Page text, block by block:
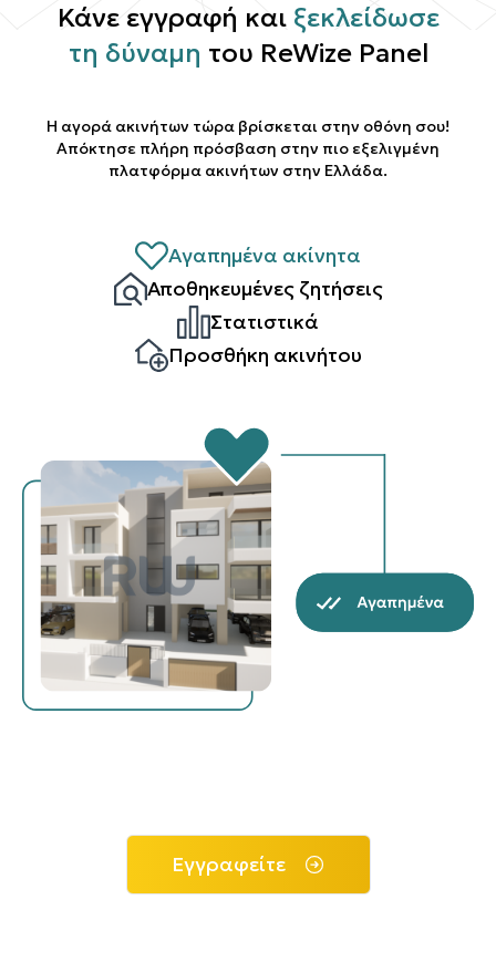
Κάνε εγγραφή και ξεκλείδωσε
τη δύναμη του ReWize Panel
Η αγορά ακινήτων τώρα βρίσκεται στην οθόνη σου!
Απόκτησε πλήρη πρόσβαση στην πιο εξελιγμένη
πλατφόρμα ακινήτων στην Ελλάδα.
Αγαπημένα ακίνητα
Αποθηκευμένες ζητήσεις
Στατιστικά
Προσθήκη ακινήτου
Εγγραφείτε